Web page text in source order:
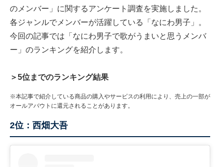
のメンバー」に関するアンケート調査を実施しました。
各ジャンルでメンバーが活躍している「なにわ男子」。
今回の記事では「なにわ男子で歌がうまいと思うメンバ
ー」のランキングを紹介します。
＞5位までのランキング結果
※本記事で紹介している商品の購入やサービスの利用により、売上の一部が
オールアバウトに還元されることがあります。
2位：西畑大吾